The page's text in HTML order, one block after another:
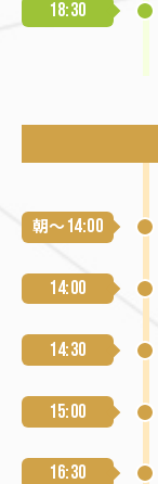
18:30
朝～ 14:00
14:00
14:30
15:00
16:30